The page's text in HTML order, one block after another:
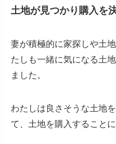
土地が見つかり購入を
妻が積極的に家探しや土
たしも一緒に気になる土
ました。
わたしは良さそうな土地
て、土地を購入することに